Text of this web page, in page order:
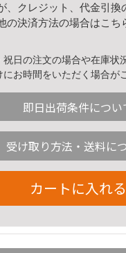
、クレジット、代金引換
の決済方法の場合はこち
日の注文の場合や在庫状
にお時間をいただく場合が
即日出荷条件につい
受け取り方法・送料に
カートに入れる